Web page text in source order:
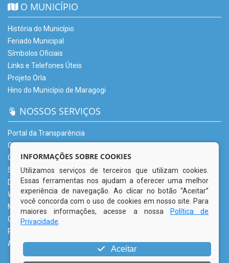
O MUNICÍPIO
História do Município
Feriado Municipal
Símbolos Oficiais
Links e Telefones Úteis
Projeto Orla
Hino do Município de Maragogi
NOSSOS SERVIÇOS
Portal da Transparência
Carta de Serviços – CSU
Ouvidoria Municipal
Serviço de Informação ao Cidadão (e-SIC)
Diário Oficial
Webmail
Mapa do Site
Glossário
Perguntas Frequentemente Questionadas
Acessibilidade
INFORMAÇÕES SOBRE COOKIES
Utilizamos serviços de terceiros que utilizam cookies.
Essas ferramentas nos ajudam a oferecer uma melhor
experiência de navegação. Ao clicar no botão “Aceitar”
você concorda com o uso de cookies em nosso site. Para
maiores informações, acesse a nossa
Política de
Privacidade
Aceitar